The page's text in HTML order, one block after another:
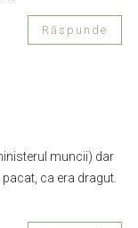
Răspunde
muncii) dar
ca era dragut.